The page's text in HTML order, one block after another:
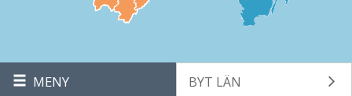
MENY BYT LÄN